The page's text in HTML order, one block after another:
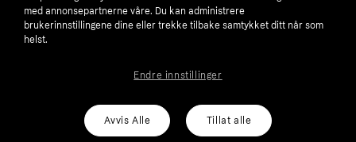
number: 556737-0431
Cookies Klarna.com
med annonsepartnerne våre. Du kan administrere
brukerinnstillingene dine eller trekke tilbake samtykket ditt når som
helst.
Avvis Alle Tillat alle
Endre innstillinger